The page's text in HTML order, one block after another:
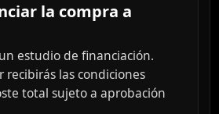
la compra a
estudio de financiación.
recibirás las condiciones
total sujeto a aprobación